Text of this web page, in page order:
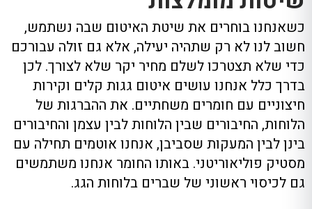
כשאנחנו בוחרים את שיטת האיטום שבה נשתמש,
חשוב לנו לא רק שתהיה יעילה, אלא גם זולה עבורכם
כדי שלא תצטרכו לשלם מחיר יקר שלא לצורך. לכן
בדרך כלל אנחנו עושים איטום גגות קלים וקירות
חיצוניים עם חומרים משחתיים. את ההברגות של
הלוחות, החיבורים שבין הלוחות לבין עצמן והחיבורים
בינן לבין המעקות שסביבן, אנחנו אוטמים תחילה עם
מסטיק פוליאוריטני. באותו החומר אנחנו משתמשים
גם לכיסוי ראשוני של שברים בלוחות הגג.